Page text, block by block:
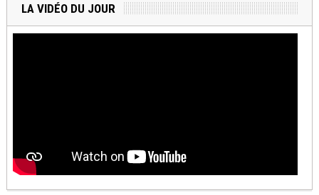
LA VIDÉO DU JOUR